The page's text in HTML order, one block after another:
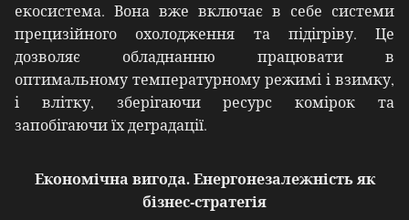
екосистема. Вона вже включає в себе системи
прецизійного охолодження та підігріву. Це
дозволяє обладнанню працювати в
оптимальному температурному режимі і взимку,
і влітку, зберігаючи ресурс комірок та
запобігаючи їх деградації.
Економічна вигода. Енергонезалежність як
бізнес-стратегія